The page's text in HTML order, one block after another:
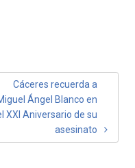
Cáceres recuerda a
Ángel Blanco en
XXI Aniversario de su
asesinato